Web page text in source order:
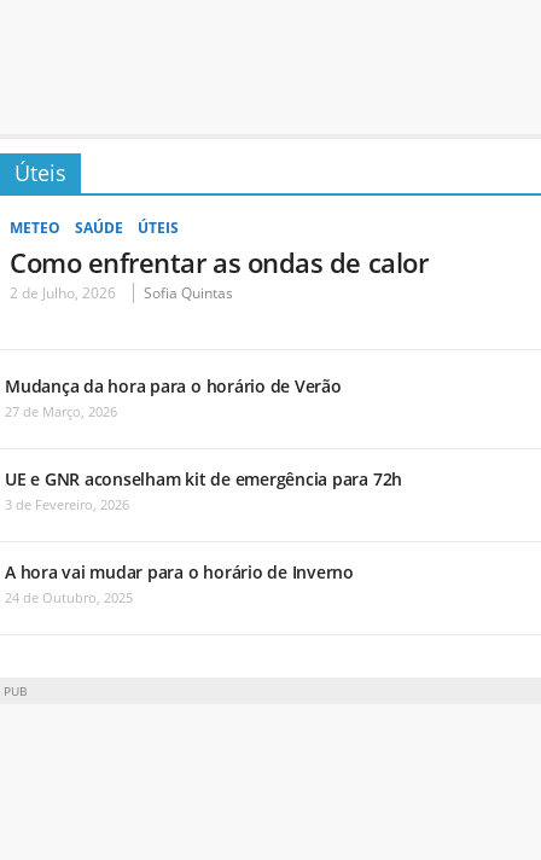
Úteis
METEO SAÚDE ÚTEIS
Como enfrentar as ondas de calor
2 de Julho, 2026 Sofia Quintas
Mudança da hora para o horário de Verão
27 de Março, 2026
UE e GNR aconselham kit de emergência para 72h
3 de Fevereiro, 2026
A hora vai mudar para o horário de Inverno
24 de Outubro, 2025
PUB